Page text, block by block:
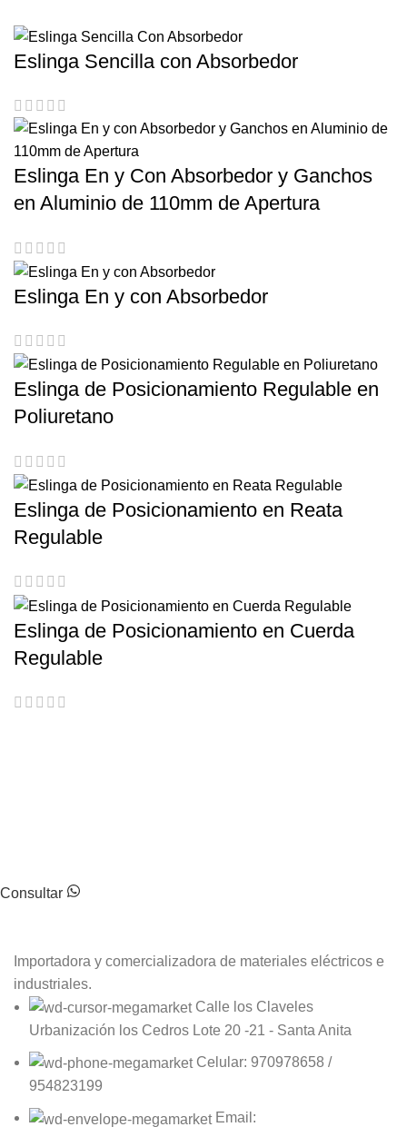
Eslinga Sencilla con Absorbedor
Eslinga En y Con Absorbedor y Ganchos
en Aluminio de 110mm de Apertura
Eslinga En y con Absorbedor
Eslinga de Posicionamiento Regulable en
Poliuretano
Eslinga de Posicionamiento en Reata
Regulable
Eslinga de Posicionamiento en Cuerda
Regulable
Consultar
Importadora y comercializadora de materiales eléctricos e
industriales.
Calle los Claveles
Urbanización los Cedros Lote 20 -21 - Santa Anita
Celular: 970978658 /
954823199
Email: